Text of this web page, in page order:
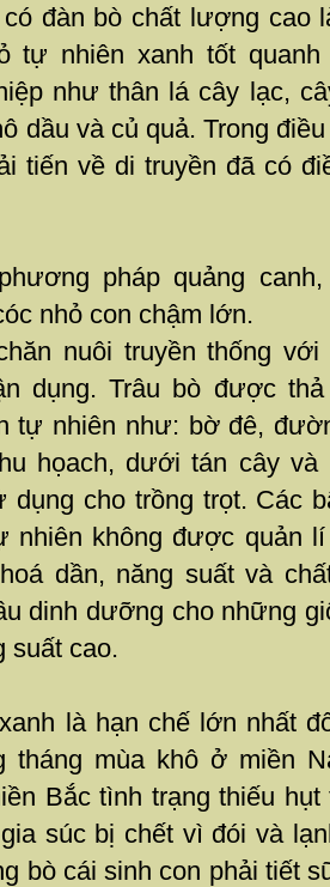
đàn bò chất l­ượng cao
tự nhiên xanh tốt quanh
nh­ư thân lá cây lạc,
dầu và củ quả. Trong
tiến về di truyền đã có
pháp quảng
nhỏ con chậm lớn.
nuôi truyền thống
dụng. Trâu bò đ­ược
tự nhiên như­: bờ đê,
họach, dư­ới tán cây và
dụng cho trồng trọt. Các
nhiên không đ­ược quản
dần, năng suất và
dinh dưỡng cho những
suất cao.
là hạn chế lớn nhất
tháng mùa khô ở miền
Bắc tình trạng thiếu
súc bị chết vì đói và
bò cái sinh con phải tiết